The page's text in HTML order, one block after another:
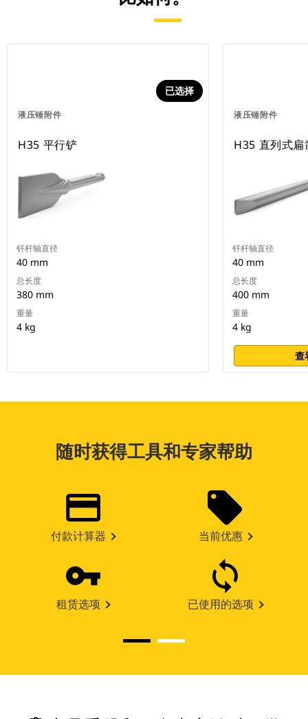
液压锤附件
已选择
H35 平行铲
钎杆轴直径
40 mm
总长度
380 mm
重量
4 kg
液压锤附件
H35 直列式扁
钎杆轴直径
40 mm
总长度
400 mm
重量
4 kg
查
随时获得工具和专家帮助
付款计算器 当前优惠
租赁选项 已使用的选项